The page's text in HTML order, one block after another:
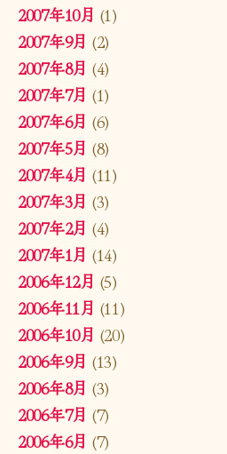
2007年10月 (1)
2007年9月 (2)
2007年8月 (4)
2007年7月 (1)
2007年6月 (6)
2007年5月 (8)
2007年4月 (11)
2007年3月 (3)
2007年2月 (4)
2007年1月 (14)
2006年12月 (5)
2006年11月 (11)
2006年10月 (20)
2006年9月 (13)
2006年8月 (3)
2006年7月 (7)
2006年6月 (7)